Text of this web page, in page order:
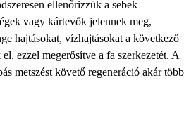
ellenőrizzük a sebek
vagy kártevők jelennek meg,
hajtásokat, vízhajtásokat a következő
ezzel megerősítve a fa szerkezetét. A
metszést követő regeneráció akár több